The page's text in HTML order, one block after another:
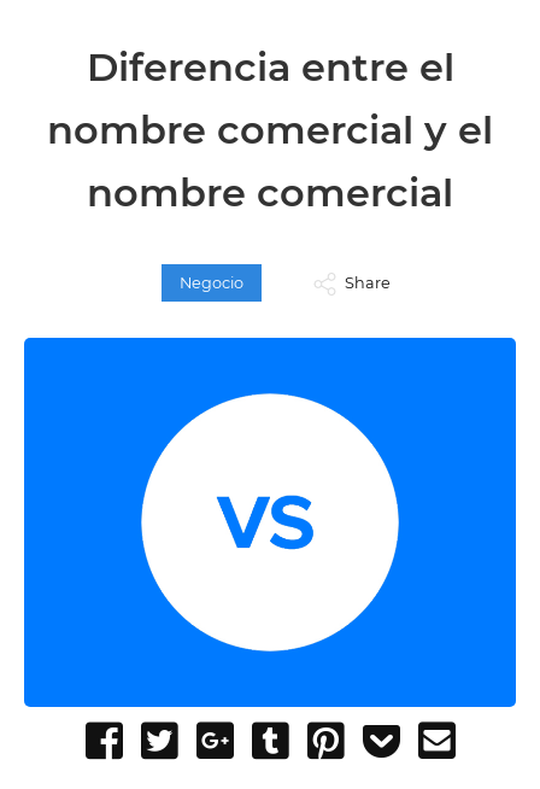
Diferencia entre el
nombre comercial y el
nombre comercial
Negocio Share
Share
Tweet
Share
Post
Pin
Add